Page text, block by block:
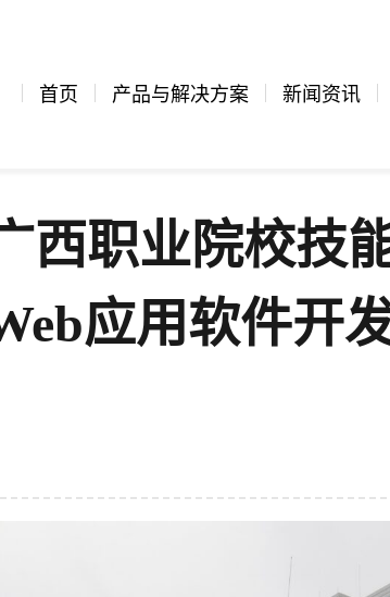
首页 产品与解决方案 新闻资讯
详情
西职业院校技
应用软件开